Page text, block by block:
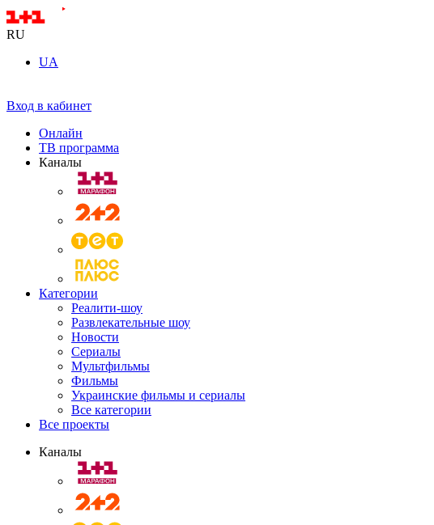
RU
UA
Вход в кабинет
Онлайн
ТВ программа
Каналы
Категории
Реалити-шоу
Развлекательные шоу
Новости
Сериалы
Мультфильмы
Фильмы
Украинские фильмы и сериалы
Все категории
Все проекты
Каналы